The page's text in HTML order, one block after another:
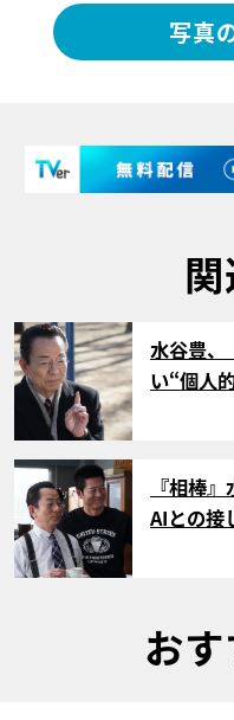
写真
サムネイル
水谷豊、
い“個人
サムネイル
『相棒
AIとの接
お